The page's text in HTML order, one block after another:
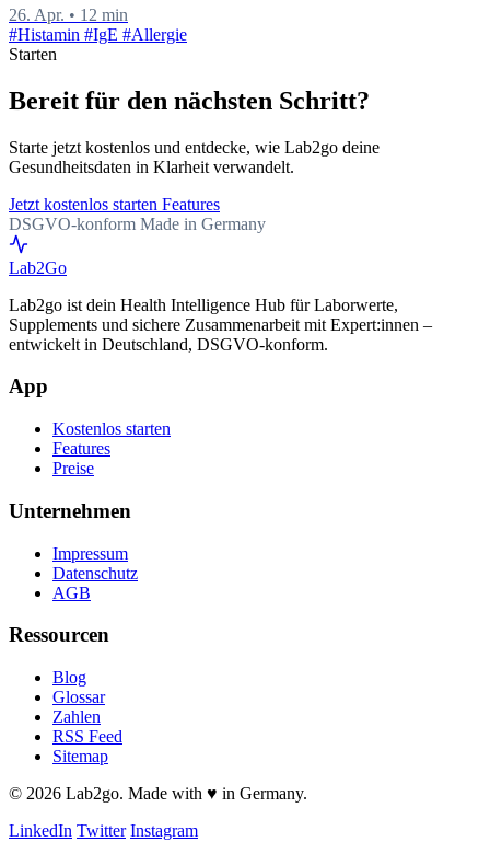
26. Apr. • 12 min
#Histamin #IgE #Allergie
Starten
Bereit für den nächsten Schritt?
Starte jetzt kostenlos und entdecke, wie Lab2go deine
Gesundheitsdaten in Klarheit verwandelt.
Jetzt kostenlos starten Features
DSGVO-konform Made in Germany
Lab2Go
Lab2go ist dein Health Intelligence Hub für Laborwerte,
Supplements und sichere Zusammenarbeit mit Expert:innen –
entwickelt in Deutschland, DSGVO-konform.
App
Kostenlos starten
Features
Preise
Unternehmen
Impressum
Datenschutz
AGB
Ressourcen
Blog
Glossar
Zahlen
RSS Feed
Sitemap
© 2026 Lab2go. Made with ♥ in Germany.
LinkedIn Twitter Instagram